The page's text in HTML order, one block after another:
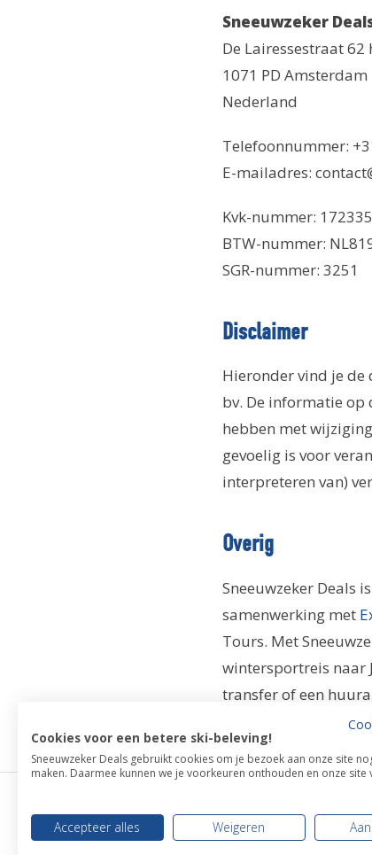
Sneeuwzeker
De Lairessestraat 62
1071 PD Amsterdam
Nederland
Telefoonnummer:
E-mailadres:
Kvk-nummer:
BTW-nummer:
SGR-nummer: 3251
Disclaimer
Hieronder vind je de
bv. De informatie op
hebben met
gevoelig is voor
interpreteren van)
Overig
Sneeuwzeker Deals
samenwerking met
Tours. Met
wintersportreis naar
transfer of een
Alle reizen van Sneeuwzeker Deals worden
Telefoon: +31 (0) 20 211 7818 | Kvk-nummer:
Cookies voor een betere ski-beleving!
Sneeuwzeker Deals gebruikt cookies om je bezoek aan onze site
maken. Daarmee kunnen we je voorkeuren onthouden en onze site
Accepteer alles Weigeren